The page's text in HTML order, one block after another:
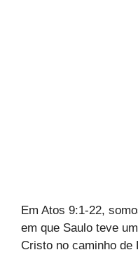
Em Atos 9:1-22,
em que Saulo teve
Cristo no caminho de